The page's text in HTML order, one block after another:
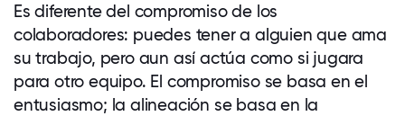
Es diferente del compromiso de los
colaboradores: puedes tener a alguien que ama
su trabajo, pero aun así actúa como si jugara
para otro equipo. El compromiso se basa en el
entusiasmo; la alineación se basa en la